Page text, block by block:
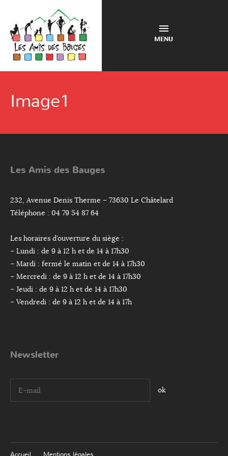
MENU
Image1
Les Amis des Bauges
232, Avenue Denis Therme – 73630 Le Châtelard
Téléphone : 04 79 54 87 64
Les horaires d’ouverture du siège :
– Lundi : de 9 à 12 h et de 14 à 17h30
– Mardi : fermé le matin et de 14 à 17h30
– Mercredi : de 9 à 12 h et de 14 à 17h30
– Jeudi : de 9 à 12 h et de 14 à 17h30
– Vendredi : de 9 à 12 h et de 14 à 17h
Newsletter
I agree terms and conditions.*
Accueil Mentions légales